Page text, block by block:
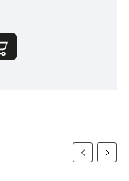
PreviousNext